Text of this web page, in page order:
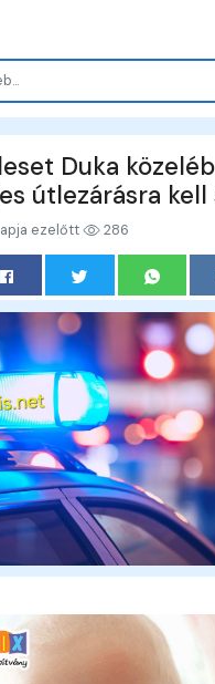
Duka
útlezárásra kell
ezelőtt 286